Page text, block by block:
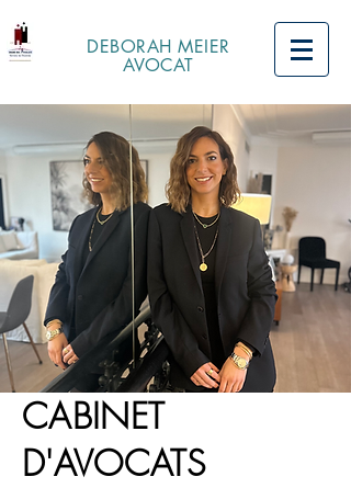
DEBORAH MEIER
AVOCAT
CABINET
D'AVOCATS